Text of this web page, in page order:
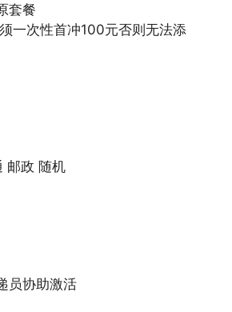
套餐
一次性首冲100元否则无法添
邮政 随机
员协助激活